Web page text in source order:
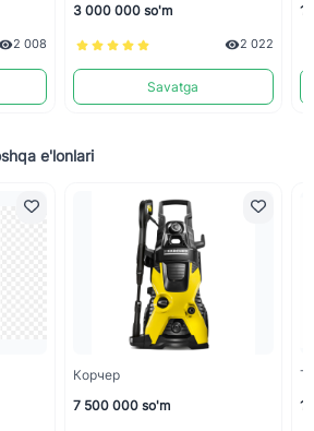
2 008
3 000 000 so'm
2 022
Savatga
e'lonlari
Корчер
7 500 000 so'm